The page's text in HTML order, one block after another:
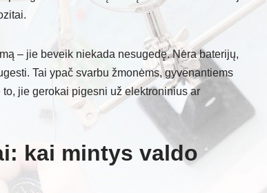
– jie beveik niekada nesugedę. Nėra baterijų,
Tai ypač svarbu žmonėms, gyvenantiems
jie gerokai pigesni už elektroninius ar
kai mintys valdo